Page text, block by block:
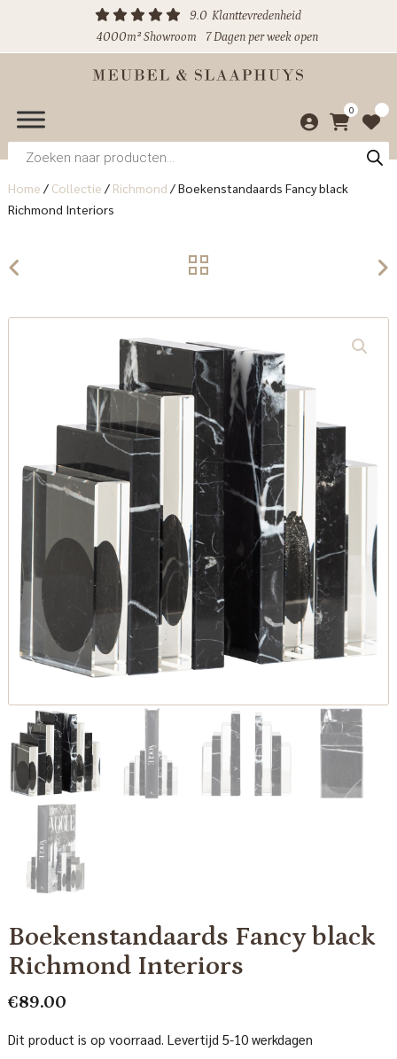
9.0 Klanttevredenheid
4000m² Showroom
7 Dagen per week open
0
Producten
zoeken
Home / Collectie / Richmond /Boekenstandaards Fancy black
Richmond Interiors
Boekenstandaards Fancy black
Richmond Interiors
€89.00
Dit product is op voorraad. Levertijd 5-10 werkdagen